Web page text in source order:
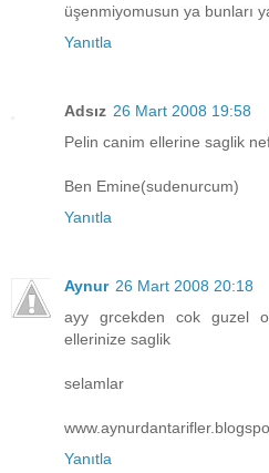
üşenmiyomusun ya bunları
Yanıtla
Adsız 26 Mart 2008 19:58
Pelin canim ellerine saglik
Ben Emine(sudenurcum)
Yanıtla
Aynur 26 Mart 2008 20:18
ayy grcekden cok guzel
ellerinize saglik
selamlar
Yanıtla